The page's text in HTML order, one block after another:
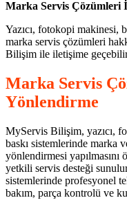
Marka Servis Çözümleri
Yazıcı, fotokopi makinesi,
marka servis çözümleri
Bilişim ile iletişime
Marka Servis
Yönlendirme
MyServis Bilişim, yazıcı,
baskı sistemlerinde marka
yönlendirmesi
yetkili servis desteği
sistemlerinde profesyonel
bakım, parça kontrolü ve